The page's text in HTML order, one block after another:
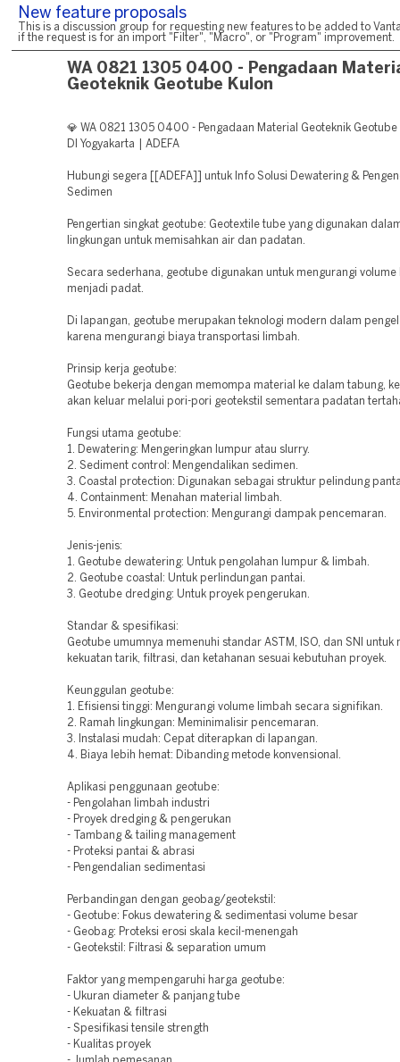
New feature proposals
This is a discussion group for requesting new features to be added to
if the request is for an import "Filter", "Macro", or "Program" improvement.
WA 0821 1305 0400 - Pengadaan
Geoteknik Geotube Kulon
💎 WA 0821 1305 0400 - Pengadaan Material Geoteknik Geotube
DI Yogyakarta | ADEFA
Hubungi segera [[ADEFA]] untuk Info Solusi Dewatering &
Sedimen
Pengertian singkat geotube: Geotextile tube yang digunakan
lingkungan untuk memisahkan air dan padatan.
Secara sederhana, geotube digunakan untuk mengurangi
menjadi padat.
Di lapangan, geotube merupakan teknologi modern dalam
karena mengurangi biaya transportasi limbah.
Prinsip kerja geotube:
Geotube bekerja dengan memompa material ke dalam tabung,
akan keluar melalui pori-pori geotekstil sementara padatan
Fungsi utama geotube:
1. Dewatering: Mengeringkan lumpur atau slurry.
2. Sediment control: Mengendalikan sedimen.
3. Coastal protection: Digunakan sebagai struktur pelindung
4. Containment: Menahan material limbah.
5. Environmental protection: Mengurangi dampak pencemaran.
Jenis-jenis:
1. Geotube dewatering: Untuk pengolahan lumpur & limbah.
2. Geotube coastal: Untuk perlindungan pantai.
3. Geotube dredging: Untuk proyek pengerukan.
Standar & spesifikasi:
Geotube umumnya memenuhi standar ASTM, ISO, dan SNI untuk
kekuatan tarik, filtrasi, dan ketahanan sesuai kebutuhan proyek.
Keunggulan geotube:
1. Efisiensi tinggi: Mengurangi volume limbah secara signifikan.
2. Ramah lingkungan: Meminimalisir pencemaran.
3. Instalasi mudah: Cepat diterapkan di lapangan.
4. Biaya lebih hemat: Dibanding metode konvensional.
Aplikasi penggunaan geotube:
- Pengolahan limbah industri
- Proyek dredging & pengerukan
- Tambang & tailing management
- Proteksi pantai & abrasi
- Pengendalian sedimentasi
Perbandingan dengan geobag/geotekstil:
- Geotube: Fokus dewatering & sedimentasi volume besar
- Geobag: Proteksi erosi skala kecil-menengah
- Geotekstil: Filtrasi & separation umum
Faktor yang mempengaruhi harga geotube:
- Ukuran diameter & panjang tube
- Kekuatan & filtrasi
- Spesifikasi tensile strength
- Kualitas proyek